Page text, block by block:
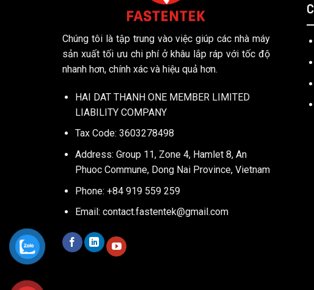
Chúng tôi là tập trung vào việc giúp các nhà máy
sản xuất tối ưu chi phí ở khâu lắp ráp với tốc độ
nhanh hơn, chính xác và hiệu quả hơn.
HAI DAT THANH ONE MEMBER LIMITED
LIABILITY COMPANY
Tax Code: 3603278498
Address: Group 11, Zone 4, Hamlet 8, An
Phuoc Commune, Dong Nai Province, Vietnam
Phone: +84 919 559 259
Email: contact.fastentek@gmail.com